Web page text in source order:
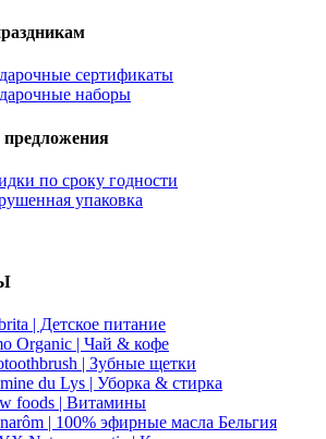
сертификаты
наборы
по сроку годности
упаковка
| Детское питание
Organic | Чай & кофе
| Зубные щетки
du Lys | Уборка & стирка
foods | Витамины
| 100% эфирные масла Бельгия